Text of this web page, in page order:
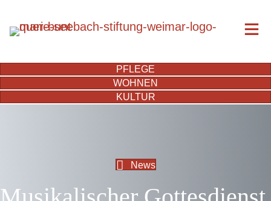
PFLEGE
WOHNEN
KULTUR
News